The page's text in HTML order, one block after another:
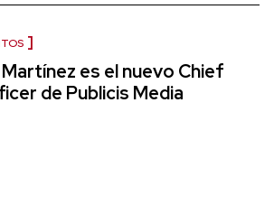
es el nuevo Chief
de Publicis Media